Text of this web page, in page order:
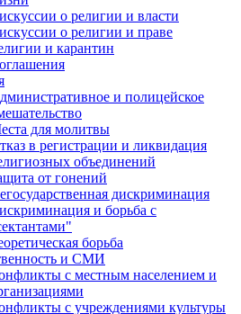
о религии и власти
о религии и праве
и карантин
и полицейское
для молитвы
в регистрации и ликвидация
объединений
от гонений
дискриминация
и борьба с
борьба
и СМИ
с местным населением и
с учреждениями культуры